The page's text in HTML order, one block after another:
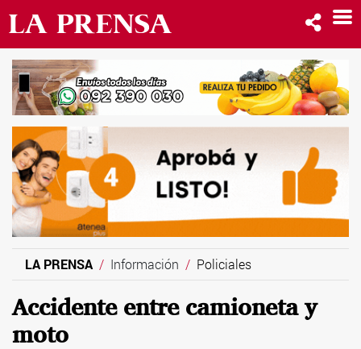
LA PRENSA Información Policiales
Accidente entre camioneta y
moto